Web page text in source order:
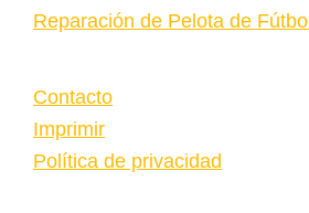
Reparación de Pelota de Fútbol
Contacto
Imprimir
Política de privacidad